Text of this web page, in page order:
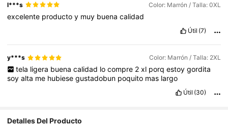
l***s Color: Marrón / Talla: 0XL
excelente productoy muy buenacalidad
Útil (7)
y***s Color: Marrón / Talla: 2XL
tela ligera buena calidad lo compre 2 xl porq estoy gordita
soyalta me hubiesegustadobun poquito mas largo
Útil (30)
Detalles Del Producto